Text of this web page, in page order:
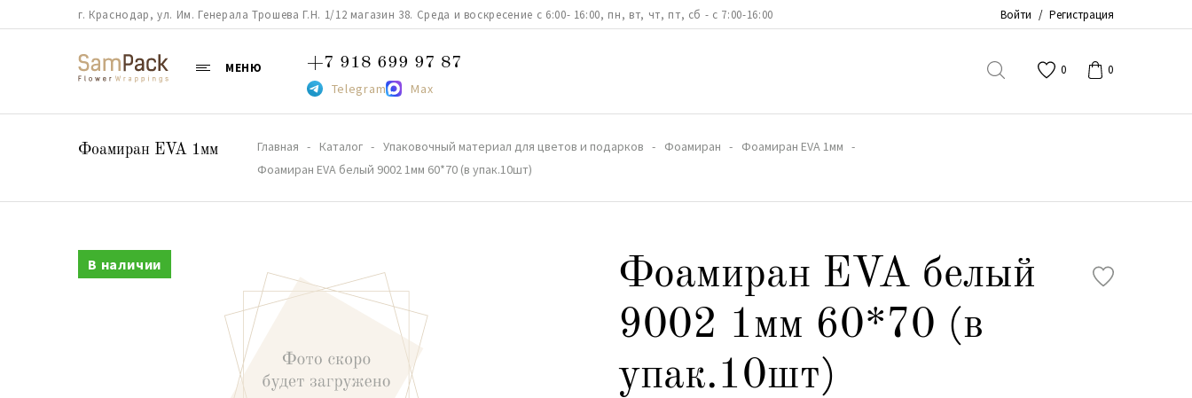
г. Краснодар, ул. Им. Генерала Трошева Г.Н. 1/12 магазин 38. Среда и воскресение с 6:00- 16:00, пн, вт, чт, пт, сб - с 7:00-16:00 Войти / Регистрация
МЕНЮ +7 918 699 97 87
Telegram Max
0 0
Фоамиран EVA 1мм Главная Каталог Упаковочный материал для цветов и подарков Фоамиран
Фоамиран EVA 1мм
Фоамиран EVA белый 9002 1мм 60*70 (в упак.10шт)
В наличии
Фоамиран EVA белый
9002 1мм 60*70 (в
упак.10шт)